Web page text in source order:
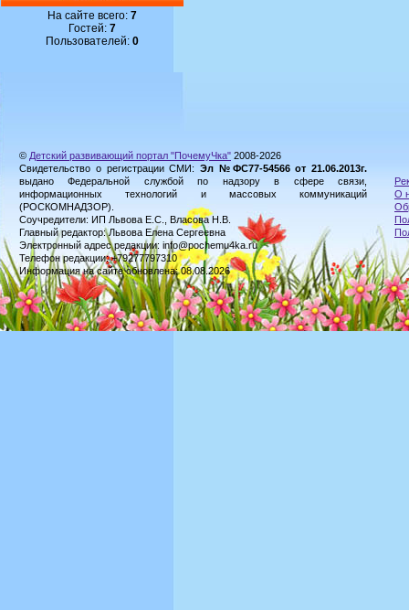
На сайте всего: 7
Гостей: 7
Пользователей: 0
© Детский развивающий портал "ПочемуЧка" 2008-2026
Свидетельство о регистрации СМИ: Эл №ФС77-54566 от 21.06.2013г.
выдано Федеральной службой по надзору в сфере связи,
информационных технологий и массовых коммуникаций
(РОСКОМНАДЗОР).
Соучредители: ИП Львова Е.С., Власова Н.В.
Главный редактор: Львова Елена Сергеевна
Электронный адрес редакции: info@pochemu4ka.ru
Телефон редакции: +79277797310
Информация на сайте обновлена: 08.08.2026
О